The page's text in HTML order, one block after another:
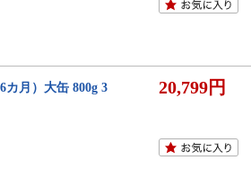
月）大缶 800g 3
20,799円